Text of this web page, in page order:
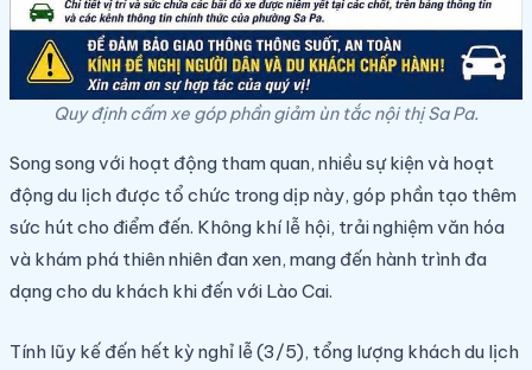
Quy định cấm xe góp phần giảm ùn tắc nội thị Sa Pa.
Song song với hoạt động tham quan, nhiều sự kiện và hoạt
động du lịch được tổ chức trong dịp này, góp phần tạo thêm
sức hút cho điểm đến. Không khí lễ hội, trải nghiệm văn hóa
và khám phá thiên nhiên đan xen, mang đến hành trình đa
dạng cho du khách khi đến với Lào Cai.
Tính lũy kế đến hết kỳ nghỉ lễ (3/5), tổng lượng khách du lịch